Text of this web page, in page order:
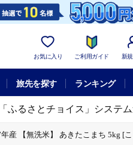
お気に入り ご利用ガイド 新
旅先を探す ランキング
「ふるさとチョイス」システ
年産 【無洗米】 あきたこまち 5kg [